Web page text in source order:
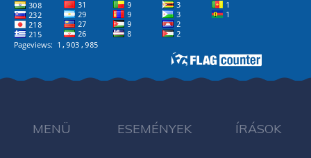
MENÜ ESEMÉNYEK ÍRÁSOK